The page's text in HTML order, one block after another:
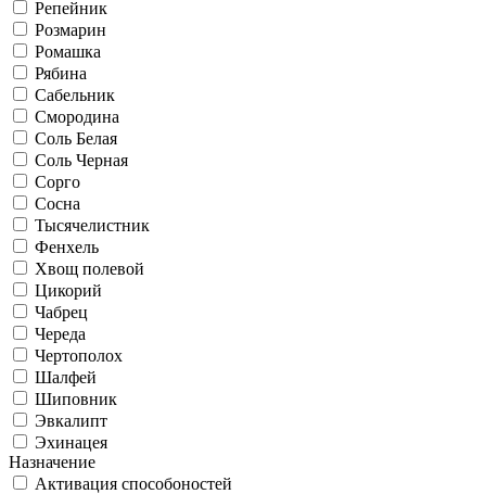
Репейник
Розмарин
Ромашка
Рябина
Сабельник
Смородина
Соль Белая
Соль Черная
Сорго
Сосна
Тысячелистник
Фенхель
Хвощ полевой
Цикорий
Чабрец
Череда
Чертополох
Шалфей
Шиповник
Эвкалипт
Эхинацея
Назначение
Активация способоностей